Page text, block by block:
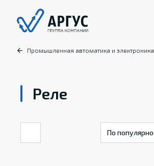
Промышленная автоматика и электроника
Реле